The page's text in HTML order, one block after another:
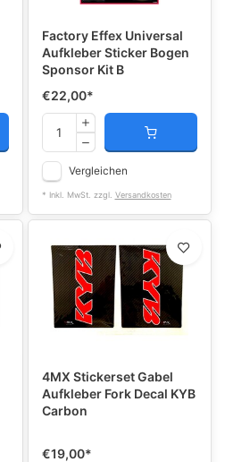
Factory Effex Universal
Aufkleber Sticker Bogen
Sponsor Kit B
€22,00*
Vergleichen
* Inkl. MwSt. zzgl. Versandkosten
4MX Stickerset Gabel
Aufkleber Fork Decal KYB
Carbon
€19,00*